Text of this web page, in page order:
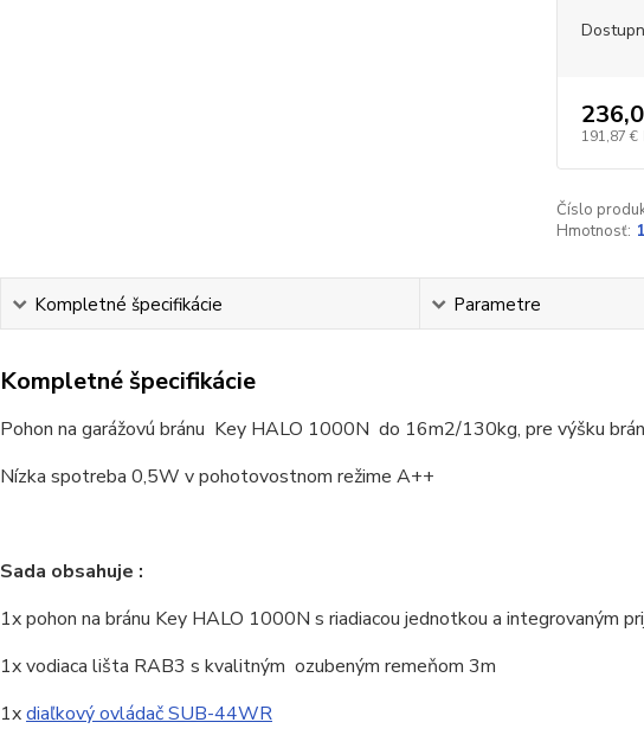
191,87 €
Číslo
Hmotnosť:
Kompletné špecifikácie Parametre
Kompletné špecifikácie
Pohon na garážovú bránu Key HALO 1000N do 16m2/130kg, pre výšku
Nízka spotreba 0,5W v pohotovostnom režime A++
Sada obsahuje :
1x pohon na bránu Key HALO 1000N s riadiacou jednotkou a integrovaným
1x vodiaca lišta RAB3 s kvalitným ozubeným remeňom 3m
1xdiaľkový ovládač SUB-44WR